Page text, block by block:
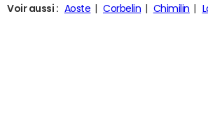
Voir aussi : Aoste Corbelin Chimilin